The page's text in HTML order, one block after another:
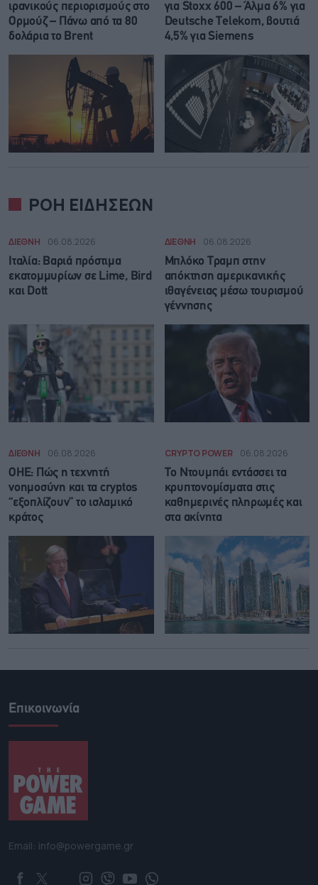
ιρανικούς περιορισμούς στο
Ορμούζ – Πάνω από τα 80
δολάρια το Brent
για Stoxx 600 – Άλμα 6% για
Deutsche Telekom, βουτιά
4,5% για Siemens
ΡΟΗ ΕΙΔΗΣΕΩΝ
ΔΙΕΘΝΗ 06.08.2026
Ιταλία: Βαριά πρόστιμα
εκατομμυρίων σε Lime, Bird
και Dott
ΔΙΕΘΝΗ 06.08.2026
Μπλόκο Τραμπ στην
απόκτηση αμερικανικής
ιθαγένειας μέσω τουρισμού
γέννησης
ΔΙΕΘΝΗ 06.08.2026
ΟΗΕ: Πώς η τεχνητή
νοημοσύνη και τα cryptos
“εξοπλίζουν” το ισλαμικό
κράτος
CRYPTO POWER 06.08.2026
Το Ντουμπάι εντάσσει τα
κρυπτονομίσματα στις
καθημερινές πληρωμές και
στα ακίνητα
Επικοινωνία
Email: info@powergame.gr